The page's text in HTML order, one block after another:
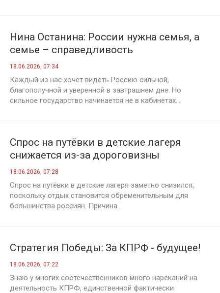
Нина Останина: России нужна семья, а
семье – справедливость
18.06.2026, 07:34
Каждый из нас хочет видеть Россию сильной,
благополучной и уверенной в завтрашнем дне. Но
сильное государство начинается не в кабинетах...
Спрос на путёвки в детские лагеря
снижается из-за дороговизны
18.06.2026, 07:28
Спрос на путёвки в детские лагеря заметно снизился,
поскольку отдых становится обременительным для
большинства россиян. Причина...
Стратегия Победы: За КПРФ - будущее!
18.06.2026, 07:22
Знаю у многих соотечественников много нареканий на
деятельность КПРФ, единственной фактически